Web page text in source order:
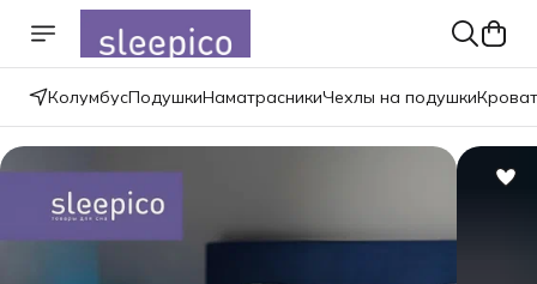
КолумбусПодушкиНаматрасникиЧехлы на подушки